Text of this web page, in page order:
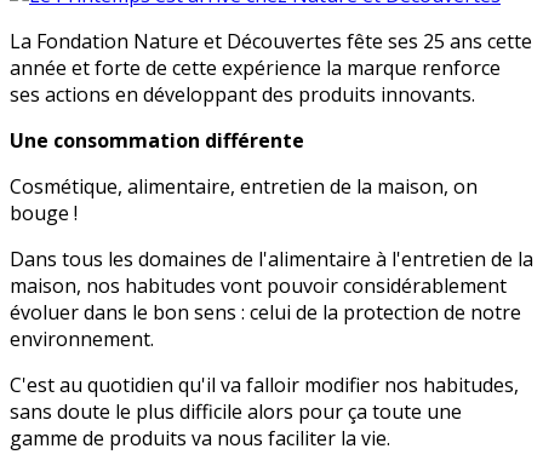
La Fondation Nature et Découvertes fête ses 25 ans cette
année et forte de cette expérience la marque renforce
ses actions en développant des produits innovants.
Une consommation différente
Cosmétique, alimentaire, entretien de la maison, on
bouge !
Dans tous les domaines de l'alimentaire à l'entretien de la
maison, nos habitudes vont pouvoir considérablement
évoluer dans le bon sens : celui de la protection de notre
environnement.
C'est au quotidien qu'il va falloir modifier nos habitudes,
sans doute le plus difficile alors pour ça toute une
gamme de produits va nous faciliter la vie.